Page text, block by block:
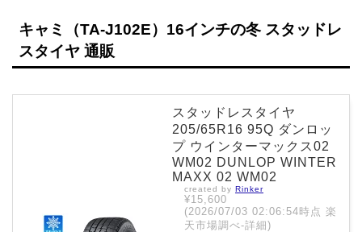
キャミ（TA-J102E）16インチの冬 スタッドレ
スタイヤ 通販
スタッドレスタイヤ
205/65R16 95Q ダンロッ
プ ウインターマックス02
WM02 DUNLOP WINTER
MAXX 02 WM02
created by Rinker
¥15,600
(2026/07/03 02:06:54時点 楽
天市場調べ-詳細)